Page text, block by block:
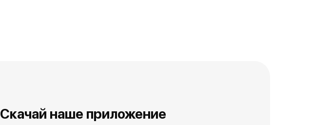
Скачай наше приложение